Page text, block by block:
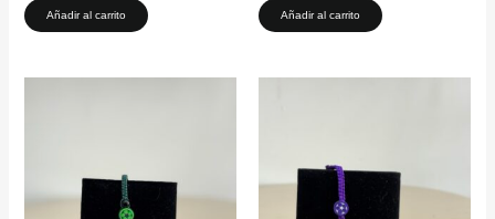
Añadir al carrito Añadir al carrito